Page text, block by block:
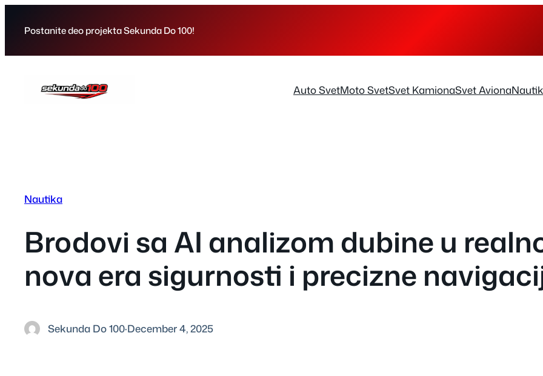
Postanite deo projekta Sekunda Do 100!
Auto SvetMoto SvetSvet KamionaSvet Aviona
Nautika
Brodovi sa AI analizom dubine u
nova era sigurnosti i precizne
Sekunda Do 100·December 4, 2025